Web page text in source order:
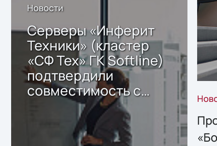
Новости
Серверы «Инферит
Техники» (кластер
«СФ Тех» ГК Softline)
подтвердили
совместимость с
решением Sharx
Storage 2.x для
хранения данных